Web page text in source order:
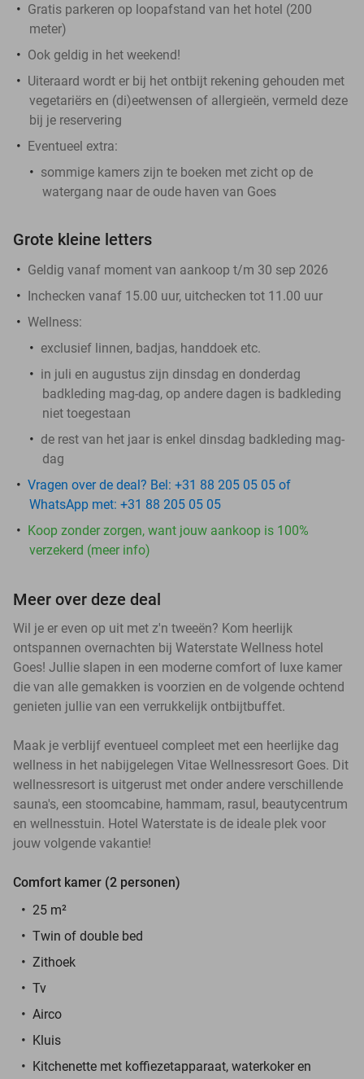
Gratis parkeren op loopafstand van het hotel (200
meter)
Ook geldig in het weekend!
Uiteraard wordt er bij het ontbijt rekening gehouden met
vegetariërs en (di)eetwensen of allergieën, vermeld deze
bij je reservering
Eventueel extra:
sommige kamers zijn te boeken met zicht op de
watergang naar de oude haven van Goes
Grote kleine letters
Geldig vanaf moment van aankoop t/m 30 sep 2026
Inchecken vanaf 15.00 uur, uitchecken tot 11.00 uur
Wellness:
exclusief linnen, badjas, handdoek etc.
in juli en augustus zijn dinsdag en donderdag
badkleding mag-dag, op andere dagen is badkleding
niet toegestaan
de rest van het jaar is enkel dinsdag badkleding mag-
dag
Vragen over de deal? Bel: +31 88 205 05 05 of
WhatsApp met: +31 88 205 05 05
Koop zonder zorgen, want jouw aankoop is 100%
verzekerd (meer info)
Meer over deze deal
Wil je er even op uit met z'n tweeën? Kom heerlijk
ontspannen overnachten bij Waterstate Wellness hotel
Goes! Jullie slapen in een moderne comfort of luxe kamer
die van alle gemakken is voorzien en de volgende ochtend
genieten jullie van een verrukkelijk ontbijtbuffet.
Maak je verblijf eventueel compleet met een heerlijke dag
wellness in het nabijgelegen Vitae Wellnessresort Goes. Dit
wellnessresort is uitgerust met onder andere verschillende
sauna's, een stoomcabine, hammam, rasul, beautycentrum
en wellnesstuin. Hotel Waterstate is de ideale plek voor
jouw volgende vakantie!
Comfort kamer (2 personen)
25 m²
Twin of double bed
Zithoek
Tv
Airco
Kluis
Kitchenette met koffiezetapparaat, waterkoker en